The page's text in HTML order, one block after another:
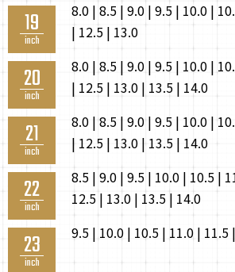
19
inch
8.0 | 8.5 | 9.0 | 9.5 | 10.0 |
| 12.5 | 13.0
20
inch
8.0 | 8.5 | 9.0 | 9.5 | 10.0 |
| 12.5 | 13.0 | 13.5 | 14.0
21
inch
8.0 | 8.5 | 9.0 | 9.5 | 10.0 |
| 12.5 | 13.0 | 13.5 | 14.0
22
inch
8.5 | 9.0 | 9.5 | 10.0 | 10.5 |
12.5 | 13.0 | 13.5 | 14.0
23
inch
9.5 | 10.0 | 10.5 | 11.0 | 11.5